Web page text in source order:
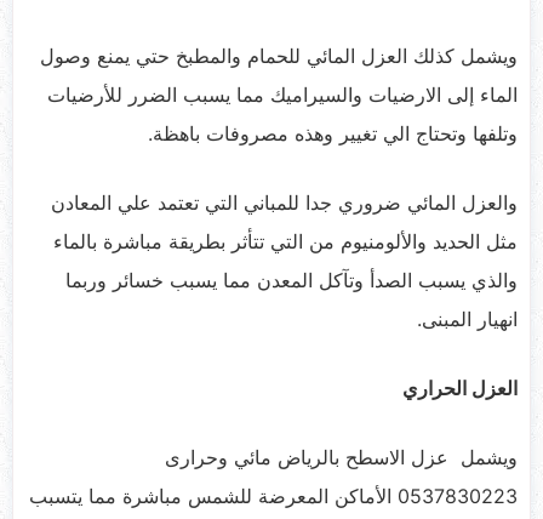
ويشمل كذلك العزل المائي للحمام والمطبخ حتي يمنع وصول
الماء إلى الارضيات والسيراميك مما يسبب الضرر للأرضيات
وتلفها وتحتاج الي تغيير وهذه مصروفات باهظة.
والعزل المائي ضروري جدا للمباني التي تعتمد علي المعادن
مثل الحديد والألومنيوم من التي تتأثر بطريقة مباشرة بالماء
والذي يسبب الصدأ وتآكل المعدن مما يسبب خسائر وربما
انهيار المبنى.
العزل الحراري
ويشمل عزل الاسطح بالرياض مائي وحرارى
0537830223 الأماكن المعرضة للشمس مباشرة مما يتسبب